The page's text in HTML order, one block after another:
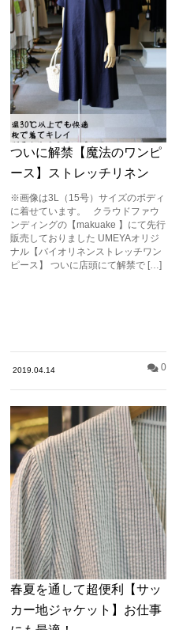
ついに解禁【魔法のワンピ
ース】ストレッチリネン
※画像は3L（15号）サイズのボディ
に着せています。 クラウドファウ
ンディングの【makuake 】にて先行
販売しておりました UMEYAオリジ
ナル【バイオリネンストレッチワン
ピース】 ついに店頭にて解禁で […]
2019.04.14 0
春夏を通して超便利【サッ
カー地ジャケット】お仕事